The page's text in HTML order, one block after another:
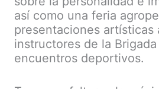
así como una feria
presentaciones artísticas
instructores de la
encuentros deportivos.